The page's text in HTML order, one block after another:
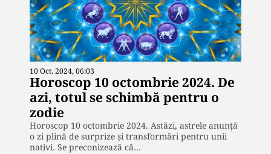
10 Oct. 2024, 06:03
Horoscop 10 octombrie 2024. De
azi, totul se schimbă pentru o
zodie
Horoscop 10 octombrie 2024. Astăzi, astrele anunță
o zi plină de surprize și transformări pentru unii
nativi. Se preconizează că…